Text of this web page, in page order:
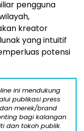
pengguna
kreator
yang intuitif
potensi
ini mendukung
publikasi press
merek/brand
bagi kalangan
dan tokoh publik.